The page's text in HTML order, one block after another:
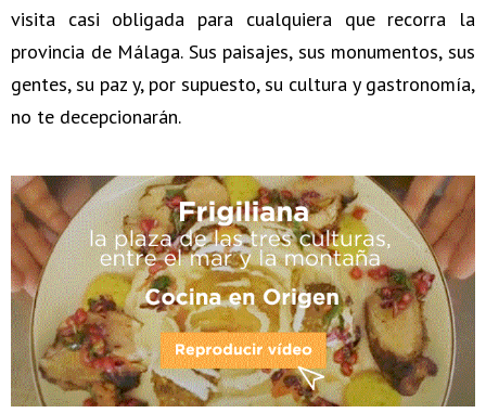
visita casi obligada para cualquiera que recorra la
provincia de Málaga. Sus paisajes, sus monumentos, sus
gentes, su paz y, por supuesto, su cultura y gastronomía,
no te decepcionarán.